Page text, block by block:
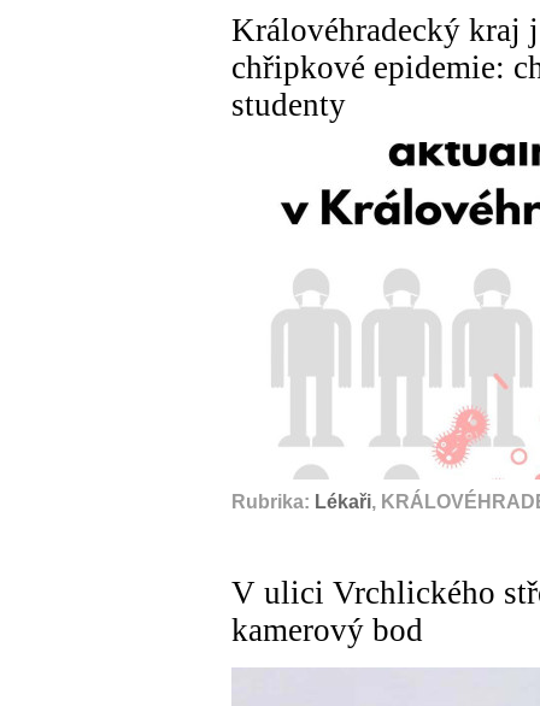
Královéhradecký kraj
chřipkové epidemie:
studenty
Rubrika: Lékaři,
V ulici Vrchlického
kamerový bod